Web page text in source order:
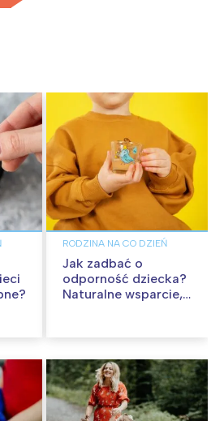
RODZINA NA CO DZIEŃ
Jak zadbać o
odporność dziecka?
Naturalne wsparcie,